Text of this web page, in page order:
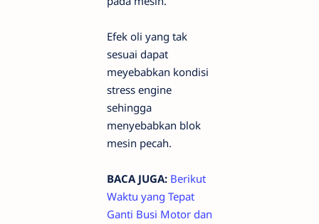
Efek oli yang tak
sesuai dapat
meyebabkan kondisi
stress engine
sehingga
menyebabkan blok
mesin pecah.
BACA JUGA: Berikut
Waktu yang Tepat
Ganti Busi Motor dan